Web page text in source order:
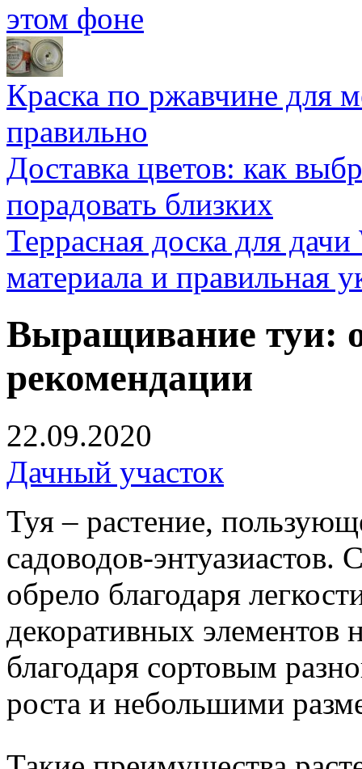
этом фоне
Краска по ржавчине для
правильно
Доставка цветов: как
порадовать близких
Террасная доска для
материала и правильная
Выращивание туи:
рекомендации
22.09.2020
Дачный участок
Туя – растение,
садоводов-энтуазиастов.
обрело благодаря
декоративных элементов
благодаря сортовым
роста и небольшими